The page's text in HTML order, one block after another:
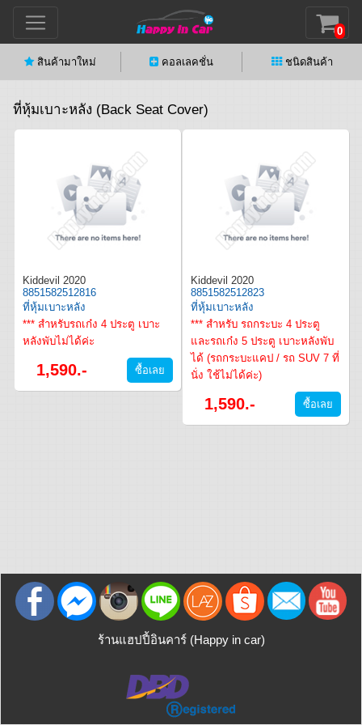
0
สินค้ามาใหม่ คอลเลคชั่น ชนิดสินค้า
ที่หุ้มเบาะหลัง (Back Seat Cover)
Kiddevil 2020
8851582512816
ที่หุ้มเบาะหลัง
*** สำหรับรถเก๋ง 4 ประตู เบาะ
หลังพับไม่ได้ค่ะ
1,590.-
Kiddevil 2020
8851582512823
ที่หุ้มเบาะหลัง
*** สำหรับ รถกระบะ 4 ประตู
และรถเก๋ง 5 ประตู เบาะหลังพับ
ได้ (รถกระบะแคป / รถ SUV 7 ที่
นั่ง ใช้ไม่ได้ค่ะ)
1,590.-
ร้านแฮปปี้อินคาร์ (Happy in car)